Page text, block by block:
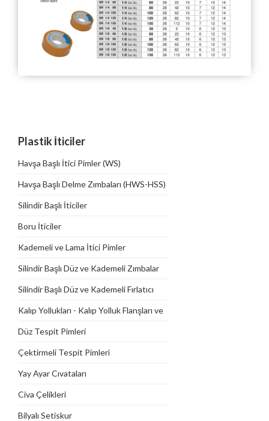
Plastik İticiler
Havşa Başlı İtici Pimler (WS)
Havşa Başlı Delme Zımbaları (HWS-HSS)
Silindir Başlı İticiler
Boru İticiler
Kademeli ve Lama İtici Pimler
Silindir Başlı Düz ve Kademeli Zımbalar
Silindir Başlı Düz ve Kademeli Fırlatıcı
Kalıp Yollukları - Kalıp Yolluk Flanşları ve
Düz Tespit Pimleri
Çektirmeli Tespit Pimleri
Yay Ayar Cıvataları
Civa Çelikleri
Bilyalı Setiskur